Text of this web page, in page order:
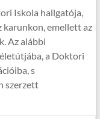
Iskola hallgatója,
karunkon, emellett az
Az alábbi
a Doktori
s
szerzett